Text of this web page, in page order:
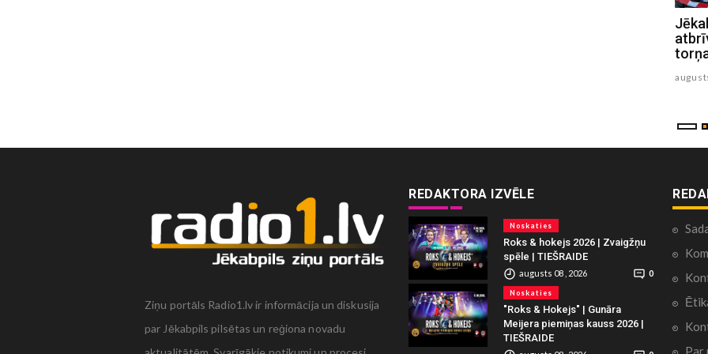
Ziņu portāls Radio1.lv ir informācija un diskusija
par Jēkabpils pilsētas un reģiona novadu
REDAKTORA IZVĒLE
Noskaties
Roks & hokejs 2026 | Zvaigžņu
spēle | TIEŠRAIDE
augusts 08 , 2026 0
Noskaties
"Roks & Hokejs" | Gunāra
Meijera piemiņas kauss 2026 |
TIEŠRAIDE
Par